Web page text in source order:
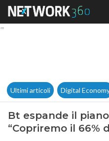
Bt
Ultimi articoli Digital
Bt espande il
“Copriremo il 66%